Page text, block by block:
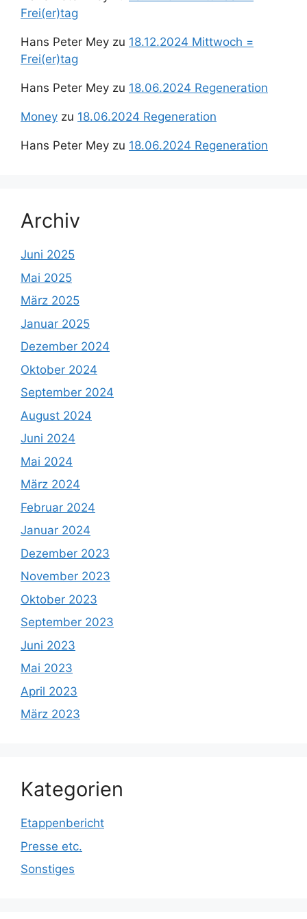
Frei(er)tag
Hans Peter Mey zu 18.12.2024 Mittwoch =
Frei(er)tag
Hans Peter Mey zu 18.06.2024 Regeneration
Money zu 18.06.2024 Regeneration
Hans Peter Mey zu 18.06.2024 Regeneration
Archiv
Juni 2025
Mai 2025
März 2025
Januar 2025
Dezember 2024
Oktober 2024
September 2024
August 2024
Juni 2024
Mai 2024
März 2024
Februar 2024
Januar 2024
Dezember 2023
November 2023
Oktober 2023
September 2023
Juni 2023
Mai 2023
April 2023
März 2023
Kategorien
Etappenbericht
Presse etc.
Sonstiges